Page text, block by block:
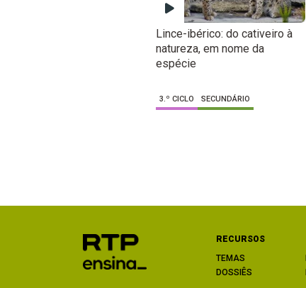
Lince-ibérico: do cativeiro à
natureza, em nome da
espécie
3.º CICLO SECUNDÁRIO
RECURSOS
TEMAS
DOSSIÊS